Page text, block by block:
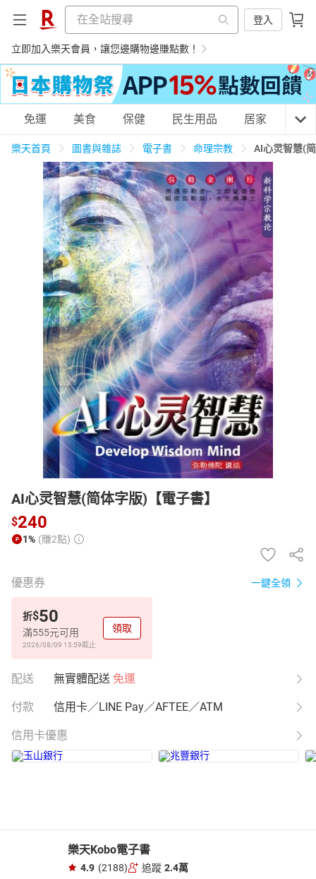
登入
立即加入樂天會員，讓您邊購物邊賺點數！
購物網分類
天天免運 美食蛋糕 養生保健 民生用品
居家生活 3C家電 運動休閒 親子玩具
女裝 男裝 化妝保養 情趣用品
日本購物 電子/紙本書
HOT
免運 美食 保健 民生用品 居家 3C
樂天首頁 圖書與雜誌 電子書 命理宗教 AI心灵智慧(
AI心灵智慧(简体字版)【電子書】
$240
1% (賺2點)
優惠券 一鍵全領
折$50
滿555元可用
2026/08/09 15:59截止
領取
配送 無實體配送 免運
付款 信用卡／LINE Pay／AFTEE／ATM
信用卡優惠
樂天Kobo電子書
4.9 (2188) 追蹤 2.4萬